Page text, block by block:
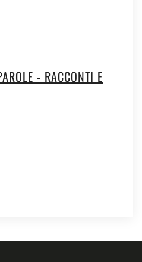
- RACCONTI E